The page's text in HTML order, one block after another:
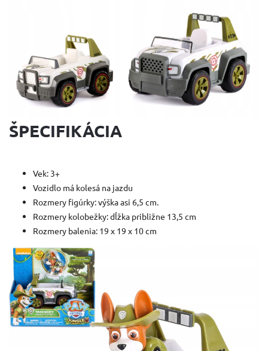
ŠPECIFIKÁCIA
Vek: 3+
Vozidlo má kolesá na jazdu
Rozmery figúrky: výška asi 6,5 cm.
Rozmery kolobežky: dĺžka približne 13,5 cm
Rozmery balenia: 19 x 19 x 10 cm